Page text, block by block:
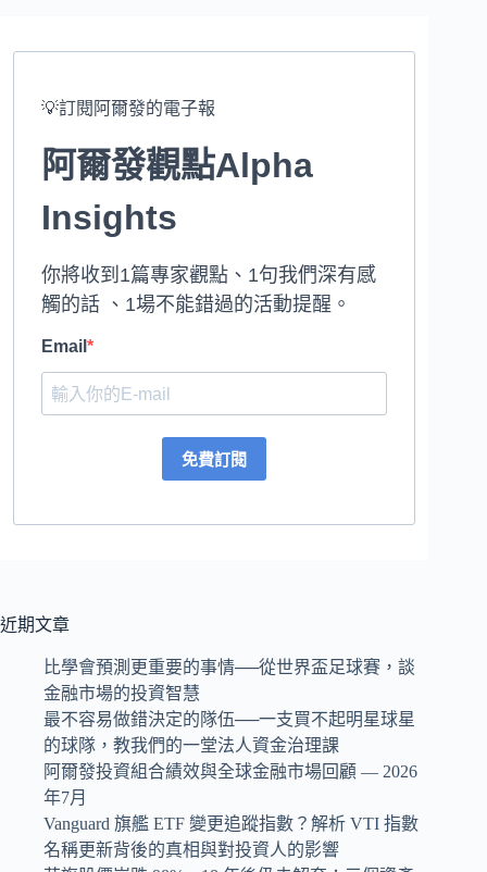
💡訂閱阿爾發的電子報
阿爾發觀點Alpha
Insights
你將收到1篇專家觀點、1句我們深有感
觸的話 、1場不能錯過的活動提醒。
Email
免費訂閱
近期文章
比學會預測更重要的事情──從世界盃足球賽，談
金融市場的投資智慧
最不容易做錯決定的隊伍──一支買不起明星球星
的球隊，教我們的一堂法人資金治理課
阿爾發投資組合績效與全球金融市場回顧 — 2026
年7月
Vanguard 旗艦 ETF 變更追蹤指數？解析 VTI 指數
名稱更新背後的真相與對投資人的影響